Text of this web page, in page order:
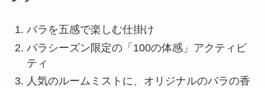
バラを五感で楽しむ仕掛け
バラシーズン限定の「100の体感」アクティビ
ティ
人気のルームミストに、オリジナルのバラの香